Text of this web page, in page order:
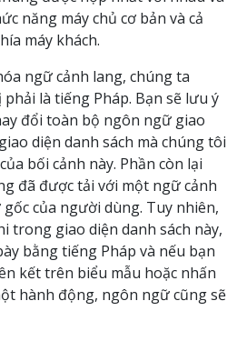
năng máy chủ cơ bản và cả
máy khách.
ngữ cảnh lang, chúng ta
là tiếng Pháp. Bạn sẽ lưu ý
đổi toàn bộ ngôn ngữ giao
diện danh sách mà chúng tôi
bối cảnh này. Phần còn lại
đã được tải với một ngữ cảnh
của người dùng. Tuy nhiên,
trong giao diện danh sách này,
bằng tiếng Pháp và nếu bạn
kết trên biểu mẫu hoặc nhấn
hành động, ngôn ngữ cũng sẽ